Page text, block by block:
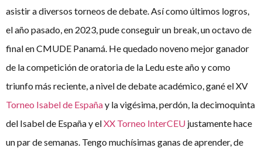
asistir a diversos torneos de debate. Así como últimos logros,
el año pasado, en 2023, pude conseguir un break, un octavo de
final en CMUDE Panamá. He quedado noveno mejor ganador
de la competición de oratoria de la Ledu este año y como
triunfo más reciente, a nivel de debate académico, gané el XV
Torneo Isabel de Españay la vigésima, perdón, la decimoquinta
del Isabel de España y elXX Torneo InterCEU justamente hace
un par de semanas. Tengo muchísimas ganas de aprender, de